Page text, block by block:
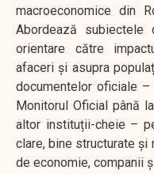
macroeconomice din
Abordează
orientare către
afaceri și asupra
documentelor oficiale
Monitorul Oficial până
altor instituții-cheie –
clare, bine structurate
de economie, companii